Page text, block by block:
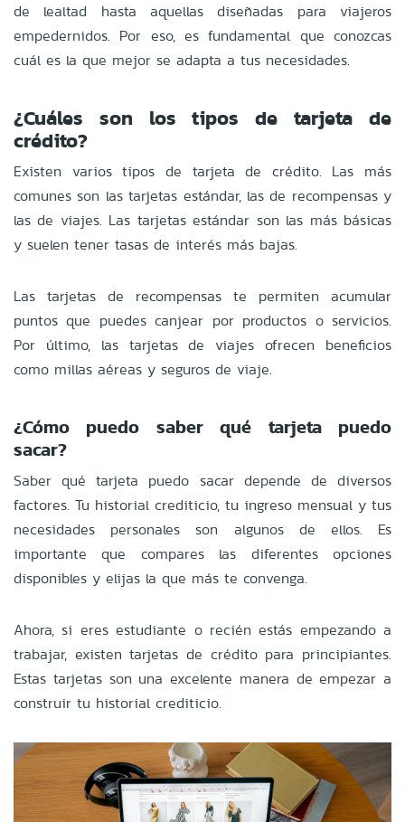
de lealtad hasta aquellas diseñadas para viajeros
empedernidos. Por eso, es fundamental que conozcas
cuál es la que mejor se adapta a tus necesidades.
¿Cuáles son los tipos de tarjeta de
crédito?
Existen varios tipos de tarjeta de crédito. Las más
comunes son las tarjetas estándar, las de recompensas y
las de viajes. Las tarjetas estándar son las más básicas
y suelen tener tasas de interés más bajas.
Las tarjetas de recompensas te permiten acumular
puntos que puedes canjear por productos o servicios.
Por último, las tarjetas de viajes ofrecen beneficios
como millas aéreas y seguros de viaje.
¿Cómo puedo saber qué tarjeta puedo
sacar?
Saber qué tarjeta puedo sacar depende de diversos
factores. Tu historial crediticio, tu ingreso mensual y tus
necesidades personales son algunos de ellos. Es
importante que compares las diferentes opciones
disponibles y elijas la que más te convenga.
Ahora, si eres estudiante o recién estás empezando a
trabajar, existen tarjetas de crédito para principiantes.
Estas tarjetas son una excelente manera de empezar a
construir tu historial crediticio.